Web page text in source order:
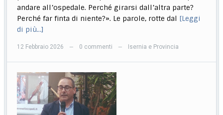
andare all’ospedale. Perché girarsi dall’altra parte?
Perché far finta di niente?». Le parole, rotte dal [Leggi
di più…]
12 Febbraio 2026 — 0 commenti — Isernia e Provincia